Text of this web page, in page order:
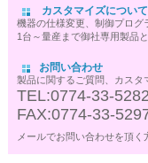
カスタマイズについて
機器の仕様変更、制御プログ
1台～量産まで御社専用製品
お問い合わせ
製品に関するご質問、カスタ
TEL:0774-33-
FAX:0774-33-
メールでお問い合わせを頂